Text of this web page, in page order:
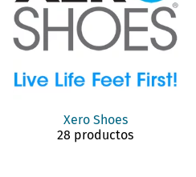
Xero Shoes
28 productos